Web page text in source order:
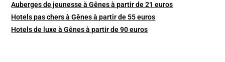
Auberges de jeunesse à Gênes à partir de 21 euros
Hotels pas chers à Gênes à partir de 55 euros
Hotels de luxe à Gênes à partir de 90 euros